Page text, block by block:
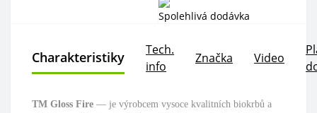
Spolehlivá dodávka
Charakteristiky
Tech.
info
Značka Video
ТМ Gloss Fire — je výrobcem vysoce kvalitních biokrbů a